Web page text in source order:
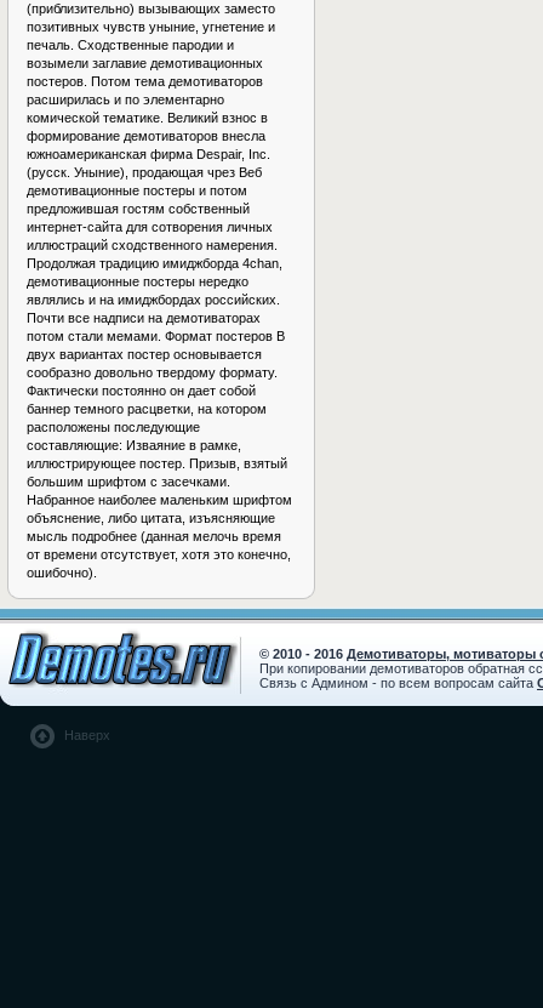
(приблизительно) вызывающих заместо
позитивных чувств уныние, угнетение и
печаль. Сходственные пародии и
возымели заглавие демотивационных
постеров. Потом тема демотиваторов
расширилась и по элементарно
комической тематике. Великий взнос в
формирование демотиваторов внесла
южноамериканская фирма Despair, Inc.
(русск. Уныние), продающая чрез Веб
демотивационные постеры и потом
предложившая гостям собственный
интернет-сайта для сотворения личных
иллюстраций сходственного намерения.
Продолжая традицию имиджборда 4chan,
демотивационные постеры нередко
являлись и на имиджбордах российских.
Почти все надписи на демотиваторах
потом стали мемами. Формат постеров В
двух вариантах постер основывается
сообразно довольно твердому формату.
Фактически постоянно он дает собой
баннер темного расцветки, на котором
расположены последующие
составляющие: Изваяние в рамке,
иллюстрирующее постер. Призыв, взятый
большим шрифтом с засечками.
Набранное наиболее маленьким шрифтом
объяснение, либо цитата, изъясняющие
мысль подробнее (данная мелочь время
от времени отсутствует, хотя это конечно,
ошибочно).
© 2010 - 2016 Демотиваторы, мотиваторы
При копировании демотиваторов обратная
Связь с Админом - по всем вопросам сайта
Наверх